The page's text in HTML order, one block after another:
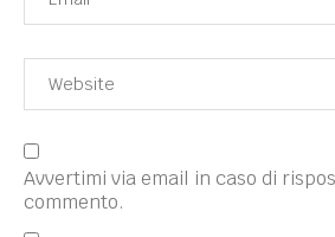
Avvertimi via email in caso di
commento.